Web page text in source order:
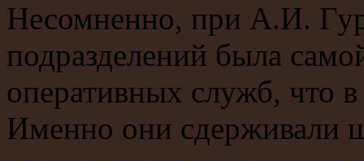
Несомненно, при А.И.
подразделений была
оперативных служб, что
Именно они сдерживали